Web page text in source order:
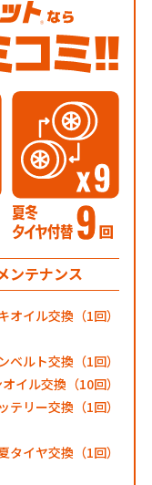
ンテナンス
オイル交換（1回）
ベルト交換（1回）
イル交換（10回）
テリー交換（1回）
タイヤ交換（1回）